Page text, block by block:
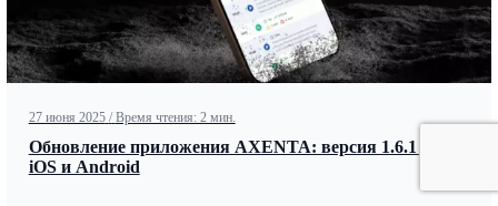
27 июня 2025 / Время чтения: 2 мин.
Обновление приложения AXENTA: версия 1.6.1 для
iOS и Android